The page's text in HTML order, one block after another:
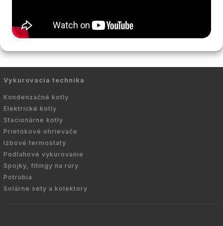
Vykurovacia technika
Kondenzačné kotly
Elektrické kotly
Stacionárne kotly
Prietokové ohrievače
Izbové termostaty
Podlahové vykurovanie
Spojky, fitingy na rúry
Potrubia
Solárne sety a kolektory